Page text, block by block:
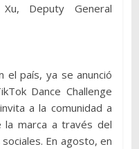
Xu, Deputy General
el país, ya se anunció
Dance Challenge
a la comunidad a
la marca a través del
En agosto, en